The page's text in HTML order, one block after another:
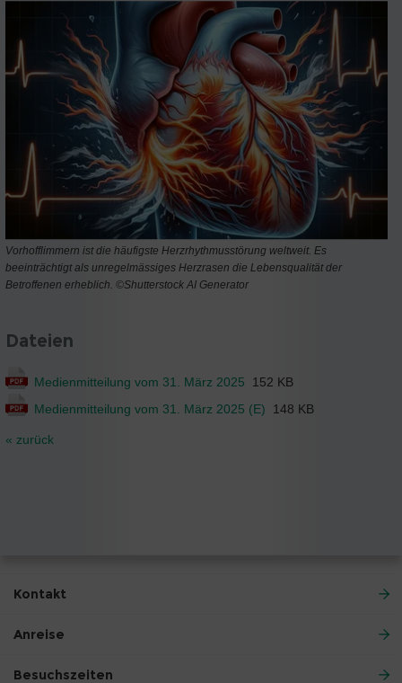
Vorhofflimmern ist die häufigste Herzrhythmusstörung weltweit. Es
beeinträchtigt als unregelmässiges Herzrasen die Lebensqualität der
Betroffenen erheblich. ©Shutterstock AI Generator
Dateien
Medienmitteilung vom 31. März 2025
152 KB
Medienmitteilung vom 31. März 2025 (E)
148 KB
« zurück
Kontakt
Anreise
Besuchszeiten